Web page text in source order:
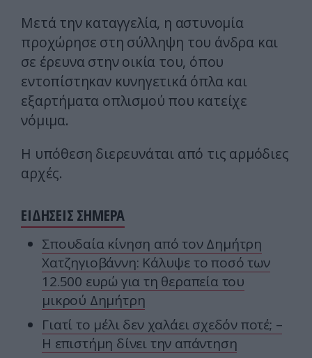
Μετά την καταγγελία, η αστυνομία
προχώρησε στη σύλληψη του άνδρα και
σε έρευνα στην οικία του, όπου
εντοπίστηκαν κυνηγετικά όπλα και
εξαρτήματα οπλισμού που κατείχε
νόμιμα.
Η υπόθεση διερευνάται από τις αρμόδιες
αρχές.
ΕΙΔΗΣΕΙΣ ΣΗΜΕΡΑ
Σπουδαία κίνηση από τον Δημήτρη
Χατζηγιοβάννη: Κάλυψε το ποσό των
12.500 ευρώ για τη θεραπεία του
μικρού Δημήτρη
Γιατί το μέλι δεν χαλάει σχεδόν ποτέ; –
Η επιστήμη δίνει την απάντηση